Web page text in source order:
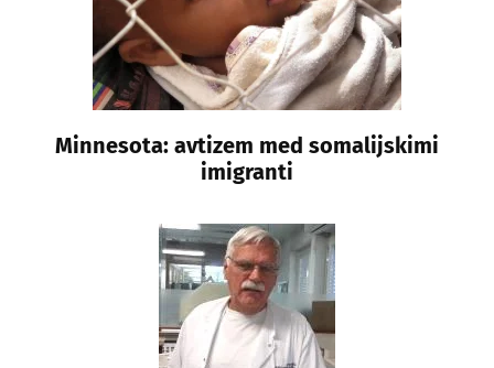
Minnesota: avtizem med somalijskimi
imigranti